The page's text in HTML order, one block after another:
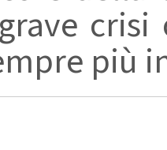
crisi
più